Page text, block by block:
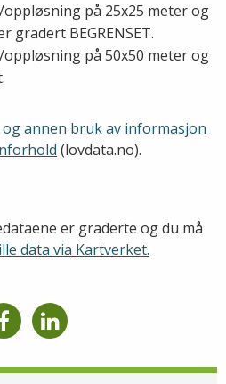
på 25x25 meter og
gradert BEGRENSET.
på 50x50 meter og
annen bruk av informasjon
(lovdata.no).
er graderte og du må
data via Kartverket.